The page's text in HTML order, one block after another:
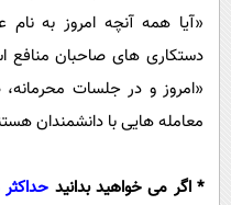
«آیا همه آنچه امروز به
دستکاری های صاحبان
«امروز و در جلسات
معامله هایی با دانشمندان
* اگر می خواهید بدانید